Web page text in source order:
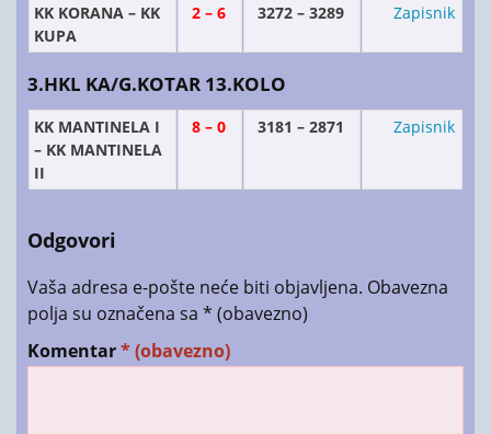
KK KORANA – KK
KUPA
2 – 6 3272 – 3289 Zapisnik
3.HKL KA/G.KOTAR 13.KOLO
KK MANTINELA I
– KK MANTINELA
II
8 – 0 3181 – 2871 Zapisnik
Odgovori
Vaša adresa e-pošte neće biti objavljena. Obavezna
polja su označena sa * (obavezno)
Komentar* (obavezno)